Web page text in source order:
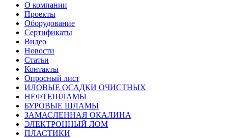
О компании
Проекты
Оборудование
Сертификаты
Видео
Новости
Статьи
Контакты
Опросный лист
ИЛОВЫЕ ОСАДКИ ОЧИСТНЫХ
НЕФТЕШЛАМЫ
БУРОВЫЕ ШЛАМЫ
ЗАМАСЛЕННАЯ ОКАЛИНА
ЭЛЕКТРОННЫЙ ЛОМ
ПЛАСТИКИ